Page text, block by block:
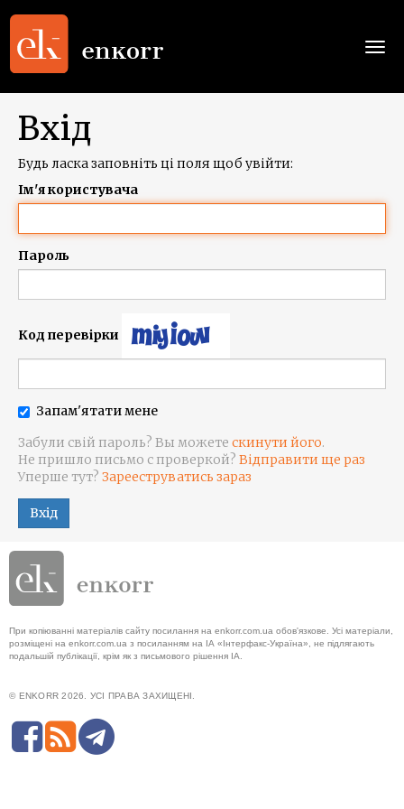
Вхід
Будь ласка заповніть ці поля щоб увійти:
Ім'я користувача
Пароль
Код перевірки
Запам'ятати мене
Забули свій пароль? Вы можете скинути його.
Не пришло письмо с проверкой? Відправити ще раз
Уперше тут? Зарееструватись зараз
Вхід
При копіюванні матеріалів сайту посилання на enkorr.com.ua обов'язкове. Усі матеріали,
розміщені на enkorr.com.ua з посиланням на ІА «Інтерфакс-Україна», не підлягають
подальшій публікації, крім як з письмового рішення ІА.
© ENKORR 2026. УСІ ПРАВА ЗАХИЩЕНІ.